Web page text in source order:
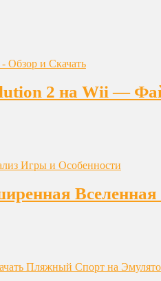
2 на Wii —